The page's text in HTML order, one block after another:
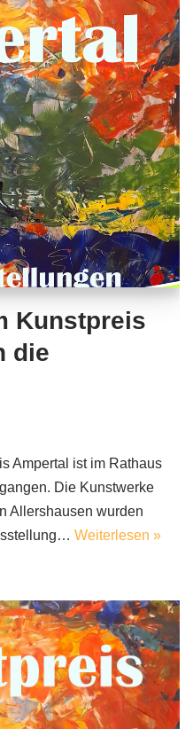
Kunstpreis
die
Ampertal ist im Rathaus
Die Kunstwerke
Allershausen wurden
Weiterlesen »